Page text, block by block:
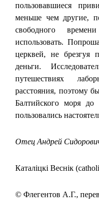
пользовавшиеся
меньше чем другие,
свободного
использовать.
церквей, не брезгуя
деньги.
путешествиях
расстояния, поэтому
Балтийского моря
пользовались
Отец Андрей
Каталіцкі Веснік
© Флегентов А.Г.,